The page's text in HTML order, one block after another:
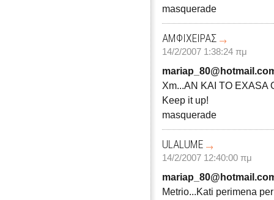
masquerade
ΑΜΦΙΧΕΙΡΑΣ
14/2/2007 1:38:24 πμ
Xm...AN KAI TO EXASA
Keep it up!
masquerade
ULALUME
14/2/2007 12:40:00 πμ
Metrio...Kati perimena